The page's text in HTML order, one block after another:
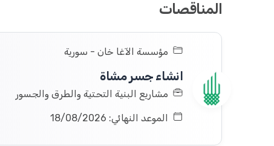
المناقصات
مؤسسة الآغا خان - سورية
انشاء جسر مشاة
مشاريع البنية التحتية والطرق والجسور
الموعد النهائي: 18/08/2026